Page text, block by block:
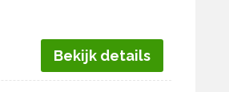
Bekijk details